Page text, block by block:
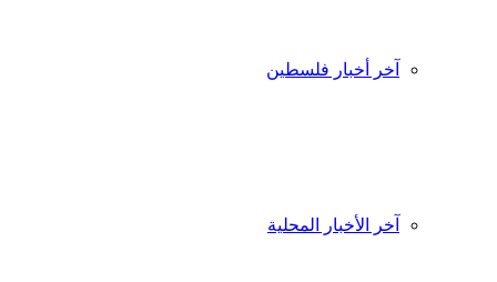
آخر أخبار فلسطين
آخر الأخبار المحلية